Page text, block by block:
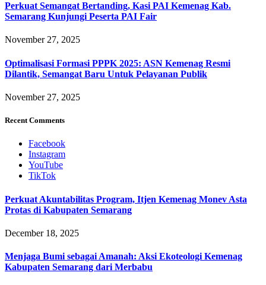
Perkuat Semangat Bertanding, Kasi PAI Kemenag Kab.
Semarang Kunjungi Peserta PAI Fair
November 27, 2025
Optimalisasi Formasi PPPK 2025: ASN Kemenag Resmi
Dilantik, Semangat Baru Untuk Pelayanan Publik
November 27, 2025
Recent Comments
Facebook
Instagram
YouTube
TikTok
Perkuat Akuntabilitas Program, Itjen Kemenag Monev Asta
Protas di Kabupaten Semarang
December 18, 2025
Menjaga Bumi sebagai Amanah: Aksi Ekoteologi Kemenag
Kabupaten Semarang dari Merbabu